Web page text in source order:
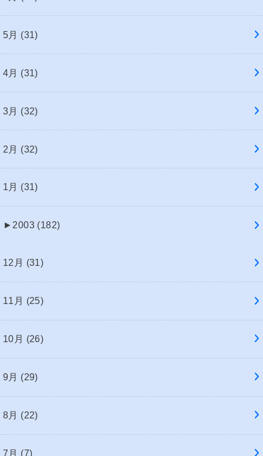
5月 (31)
4月 (31)
3月 (32)
2月 (32)
1月 (31)
► 2003 (182)
12月 (31)
11月 (25)
10月 (26)
9月 (29)
8月 (22)
7月 (7)